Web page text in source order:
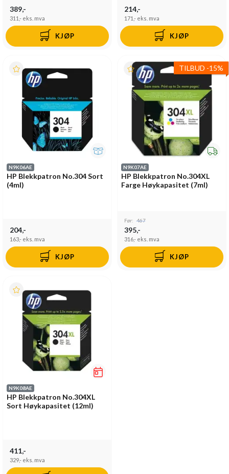
389,-
311,- eks. mva
KJØP
214,-
171,- eks. mva
KJØP
N9K06AE
HP Blekkpatron No.304 Sort
(4ml)
204,-
163,- eks. mva
KJØP
TILBUD -15%
N9K07AE
HP Blekkpatron No.304XL
Farge Høykapasitet (7ml)
Før: 467
395,-
316,- eks. mva
KJØP
N9K08AE
HP Blekkpatron No.304XL
Sort Høykapasitet (12ml)
411,-
329,- eks. mva